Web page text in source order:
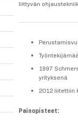
liittyvän
1997
yrityksenä
2012 liitettiin
Painopisteet: